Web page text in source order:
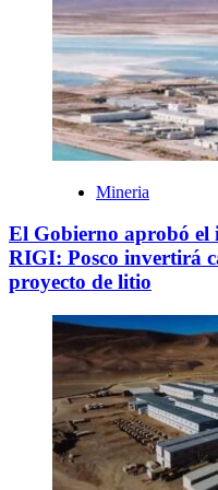
Mineria
El Gobierno aprobó el
RIGI: Posco invertirá
proyecto de litio